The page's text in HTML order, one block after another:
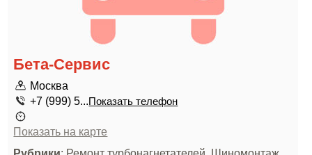
Бета-Сервис
Москва
+7 (999) 5...Показать телефон
Показать на карте